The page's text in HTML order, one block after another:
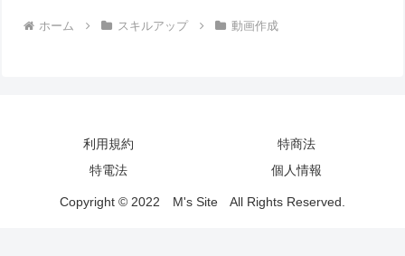
ホーム スキルアップ 動画作成
利用規約
特商法
特電法
個人情報
Copyright © 2022 M's Site All Rights Reserved.